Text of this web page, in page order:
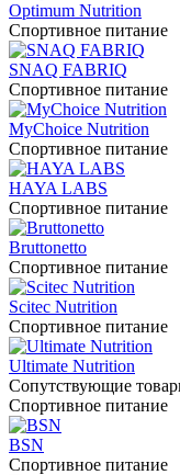
Optimum Nutrition
Спортивное питание
SNAQ FABRIQ
Спортивное питание
MyChoice Nutrition
Спортивное питание
HAYA LABS
Спортивное питание
Bruttonetto
Спортивное питание
Scitec Nutrition
Спортивное питание
Ultimate Nutrition
Сопутствующие
Спортивное питание
BSN
Спортивное питание